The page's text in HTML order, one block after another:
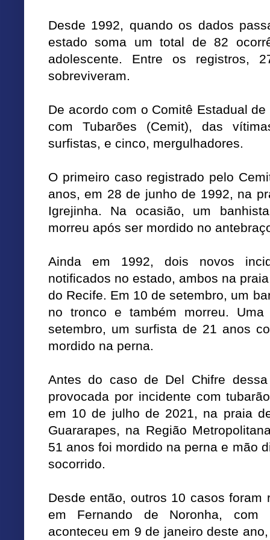
Desde 1992, quando os dados
estado soma um total de 82
adolescente. Entre os registros,
sobreviveram.
De acordo com o Comitê Estadual
com Tubarões (Cemit), das
surfistas, e cinco, mergulhadores.
O primeiro caso registrado pelo
anos, em 28 de junho de 1992, na
Igrejinha. Na ocasião, um
morreu após ser mordido no
Ainda em 1992, dois novos
notificados no estado, ambos na
do Recife. Em 10 de setembro, um
no tronco e também morreu.
setembro, um surfista de 21 anos
mordido na perna.
Antes do caso de Del Chifre
provocada por incidente com
em 10 de julho de 2021, na praia
Guararapes, na Região
51 anos foi mordido na perna e mão
socorrido.
Desde então, outros 10 casos foram
em Fernando de Noronha, com
aconteceu em 9 de janeiro deste